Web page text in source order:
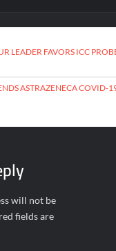
LEADER FAVORS ICC
ASTRAZENECA COVID-
will not be
fields are